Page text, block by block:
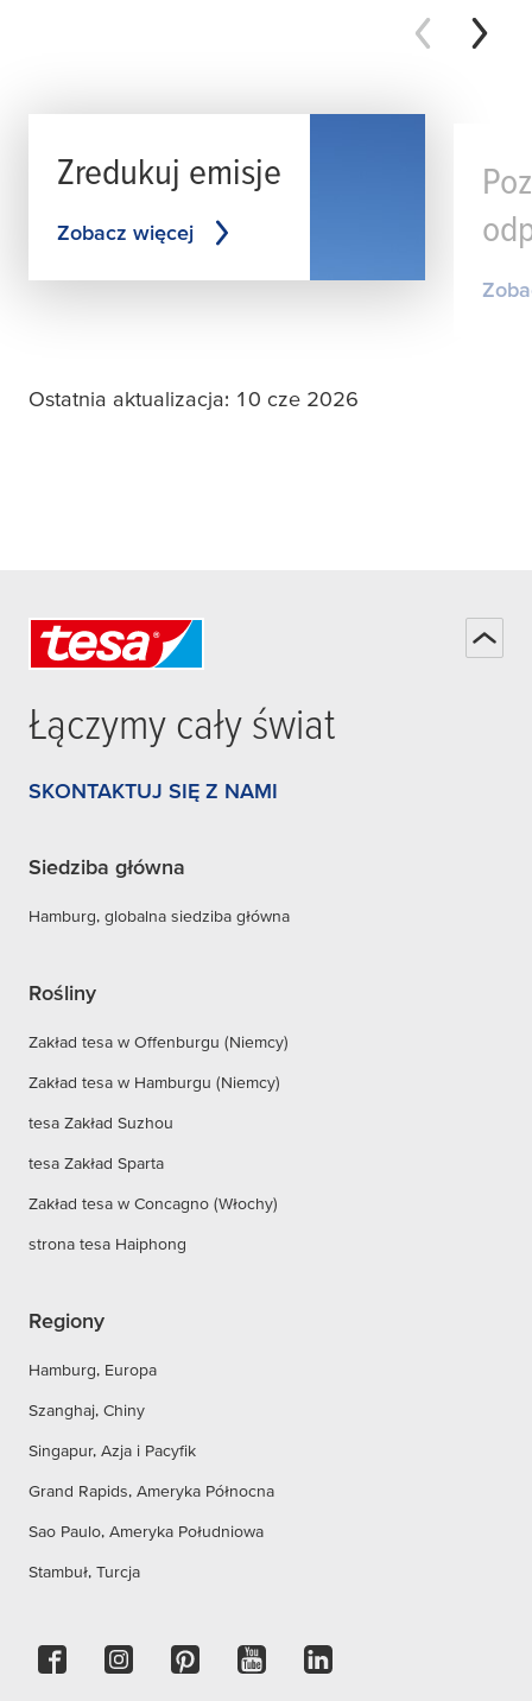
Zredukuj emisje
Zobacz więcej
Ostatnia aktualizacja: 10 cze 2026
Łączymy cały świat
SKONTAKTUJ SIĘ Z NAMI
Siedziba główna
Hamburg, globalna siedziba główna
Rośliny
Zakład tesa w Offenburgu (Niemcy)
Zakład tesa w Hamburgu (Niemcy)
tesa Zakład Suzhou
tesa Zakład Sparta
Zakład tesa w Concagno (Włochy)
strona tesa Haiphong
Regiony
Hamburg, Europa
Szanghaj, Chiny
Singapur, Azja i Pacyfik
Grand Rapids, Ameryka Północna
Sao Paulo, Ameryka Południowa
Stambuł, Turcja